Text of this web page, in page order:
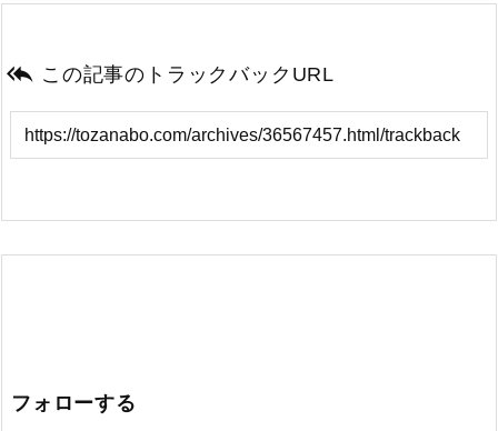
 この記事のトラックバックURL
フォローする